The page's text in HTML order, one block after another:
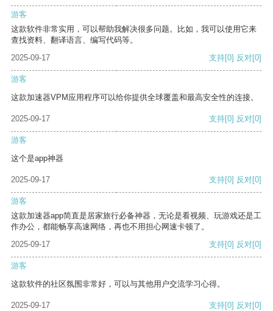
游客
这款软件非常实用，可以帮助我解决很多问题。比如，我可以使用它来
查找资料、翻译语言、编写代码等。
2025-09-17
支持[0] 反对[0]
游客
这款加速器VPM应用程序可以给你提供全球覆盖和最高安全性的连接。
2025-09-17 支持[0] 反对[0]
游客
这个是app神器
2025-09-17 支持[0] 反对[0]
游客
这款加速器app简直是居家旅行必备神器，无论是看视频、玩游戏还是工
作办公，都能畅享高速网络，再也不用担心网速卡顿了。
2025-09-17
支持[0] 反对[0]
游客
这款软件的社区氛围非常好，可以与其他用户交流学习心得。
2025-09-17 支持[0] 反对[0]